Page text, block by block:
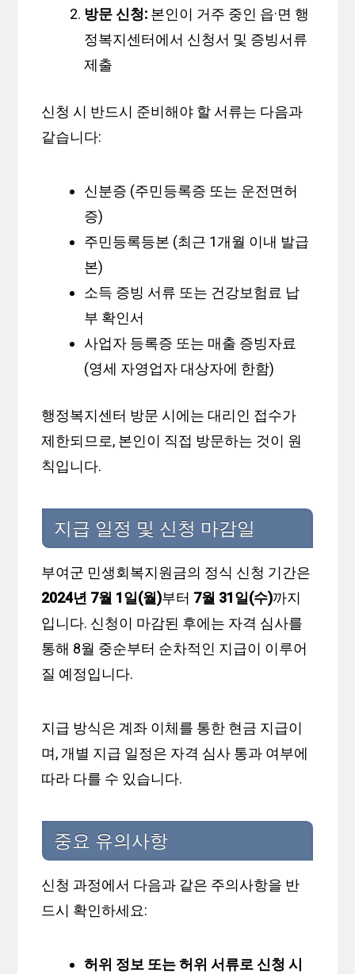
방문 신청: 본인이 거주 중인 읍·면 행
정복지센터에서 신청서 및 증빙서류
제출
신청 시 반드시 준비해야 할 서류는 다음과
같습니다:
신분증 (주민등록증 또는 운전면허
증)
주민등록등본 (최근 1개월 이내 발급
본)
소득 증빙 서류 또는 건강보험료 납
부 확인서
사업자 등록증 또는 매출 증빙자료
(영세 자영업자 대상자에 한함)
행정복지센터 방문 시에는 대리인 접수가
제한되므로, 본인이 직접 방문하는 것이 원
칙입니다.
지급 일정 및 신청 마감일
부여군 민생회복지원금의 정식 신청 기간은
2024년 7월 1일(월)부터 7월 31일(수)까지
입니다. 신청이 마감된 후에는 자격 심사를
통해 8월 중순부터 순차적인 지급이 이루어
질 예정입니다.
지급 방식은 계좌 이체를 통한 현금 지급이
며, 개별 지급 일정은 자격 심사 통과 여부에
따라 다를 수 있습니다.
중요 유의사항
신청 과정에서 다음과 같은 주의사항을 반
드시 확인하세요:
허위 정보 또는 허위 서류로 신청 시